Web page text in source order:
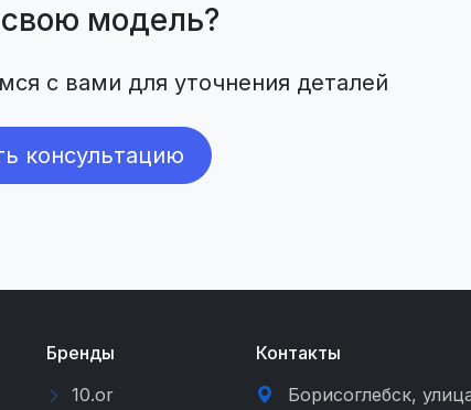
модель?
с вами для уточнения деталей
консультацию
Бренды
10.or
Контакты
Борисоглебск,